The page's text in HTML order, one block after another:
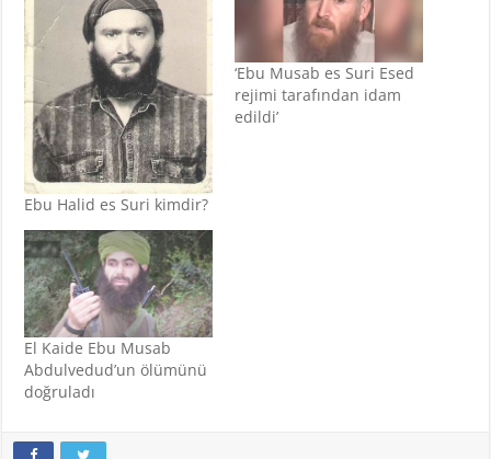
Ebu Halid es Suri kimdir?
‘Ebu Musab es Suri Esed
rejimi tarafından idam
edildi’
El Kaide Ebu Musab
Abdulvedud’un ölümünü
doğruladı